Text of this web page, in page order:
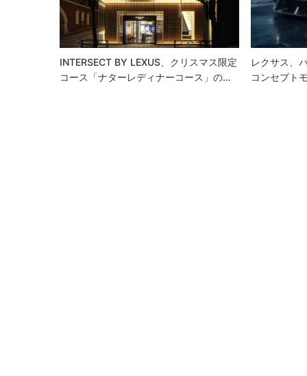
ョ
ン
INTERSECT BY LEXUS、クリスマス限定
コース「ナターレディナーコース」の…
レクサス、
コンセプト